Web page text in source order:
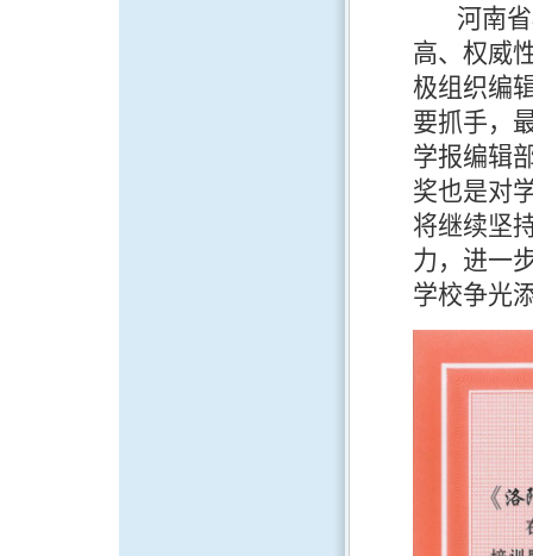
河南
高、权威
极组织编
要抓手，
学报编辑
奖也是对
将继续坚
力，进一
学校争光